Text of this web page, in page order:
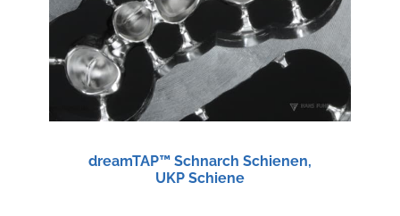
dreamTAP™ Schnarch Schienen,
UKP Schiene